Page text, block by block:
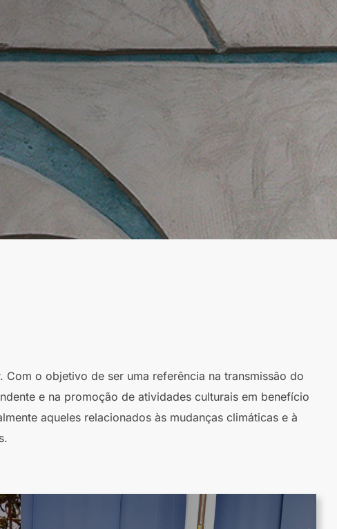
o objetivo de ser uma referência na transmissão do
e na promoção de atividades culturais em benefício
aqueles relacionados às mudanças climáticas e à